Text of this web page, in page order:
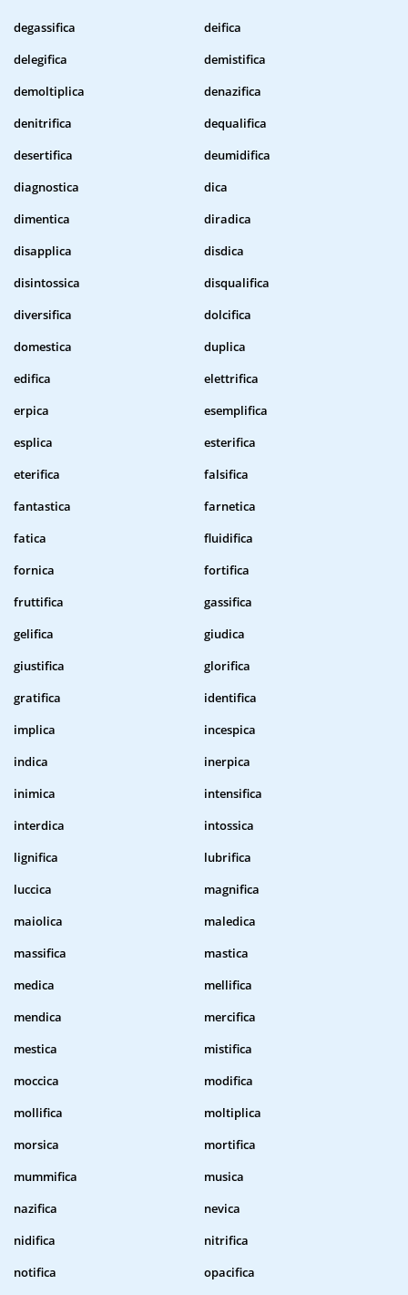
degassifica
deifica
delegifica
demistifica
demoltiplica
denazifica
denitrifica
dequalifica
desertifica
deumidifica
diagnostica
dica
dimentica
diradica
disapplica
disdica
disintossica
disqualifica
diversifica
dolcifica
domestica
duplica
edifica
elettrifica
erpica
esemplifica
esplica
esterifica
eterifica
falsifica
fantastica
farnetica
fatica
fluidifica
fornica
fortifica
fruttifica
gassifica
gelifica
giudica
giustifica
glorifica
gratifica
identifica
implica
incespica
indica
inerpica
inimica
intensifica
interdica
intossica
lignifica
lubrifica
luccica
magnifica
maiolica
maledica
massifica
mastica
medica
mellifica
mendica
mercifica
mestica
mistifica
moccica
modifica
mollifica
moltiplica
morsica
mortifica
mummifica
musica
nazifica
nevica
nidifica
nitrifica
notifica
opacifica